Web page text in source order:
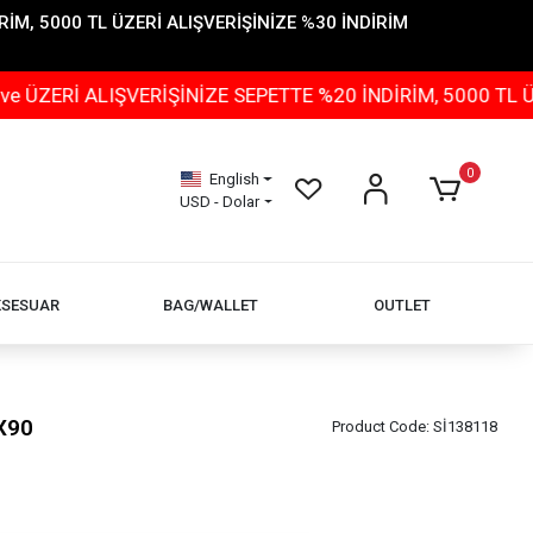
5000 TL ÜZERİ ALIŞVERİŞİNİZE %30 İNDİRİM
SEPETTE %20 İNDİRİM, 5000 TL ÜZERİ
English
USD - Dolar
0
BAG/WALLET OUTLET
Product Code: Sİ138118